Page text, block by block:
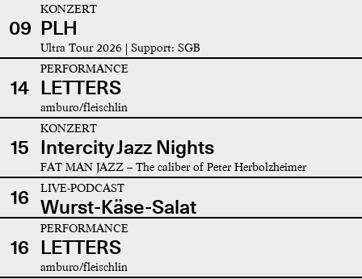
09
KONZERT
PLH
Ultra Tour 2026 | Support: SGB
14
PERFORMANCE
LETTERS
amburo/fleischlin
15
KONZERT
Intercity Jazz Nights
FAT MAN JAZZ – The caliber of Peter Herbolzheimer
16 LIVE-PODCAST
Wurst-Käse-Salat
16
PERFORMANCE
LETTERS
amburo/fleischlin